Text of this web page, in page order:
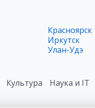
Красноярск
Иркутск
Улан-Удэ
Культура Наука и IT